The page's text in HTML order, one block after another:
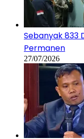
Sebanyak 833
Permanen
27/07/2026